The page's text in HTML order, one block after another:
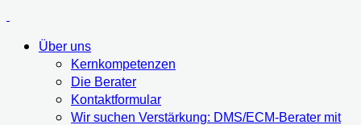
Über uns
Kernkompetenzen
Die Berater
Kontaktformular
Wir suchen Verstärkung: DMS/ECM-Berater mit